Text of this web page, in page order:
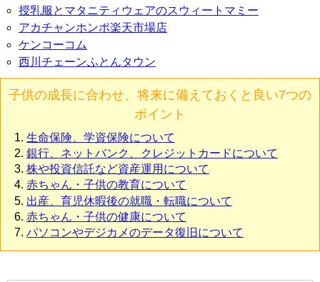
授乳服とマタニティウェアのスウィートマミー
アカチャンホンポ楽天市場店
ケンコーコム
西川チェーンふとんタウン
子供の成長に合わせ、将来に備えておくと良い7つの
ポイント
生命保険、学資保険について
銀行、ネットバンク、クレジットカードについて
株や投資信託など資産運用について
赤ちゃん・子供の教育について
出産、育児休暇後の就職・転職について
赤ちゃん・子供の健康について
パソコンやデジカメのデータ復旧について